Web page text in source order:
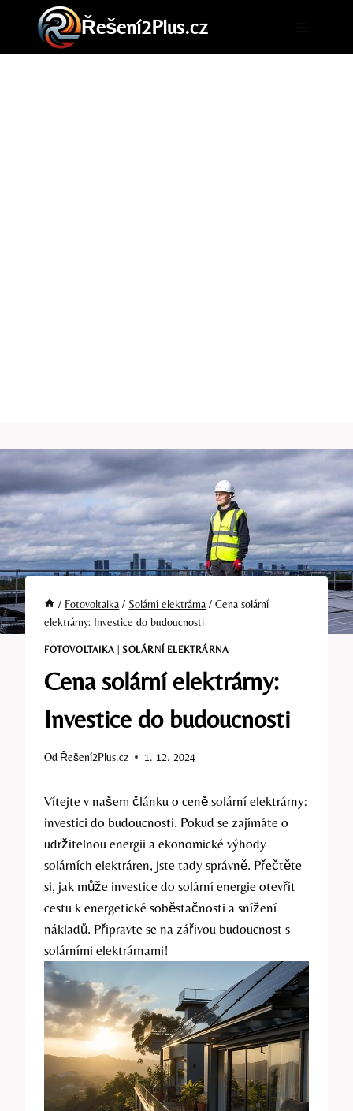
Přeskočit
obsah
Řešení2Plus.cz
/ Fotovoltaika / Solární elektrárna / Cena solární
elektrárny: Investice do budoucnosti
FOTOVOLTAIKA SOLÁRNÍ ELEKTRÁRNA
Cena solární elektrárny:
Investice do budoucnosti
Od Řešení2Plus.cz 1. 12. 2024
Vítejte v našem článku o ceně solární elektrárny:
investici do budoucnosti. Pokud se zajímáte o
udržitelnou energii a ekonomické výhody
solárních elektráren, jste tady správně. Přečtěte
si, jak může investice do solární energie otevřít
cestu k energetické soběstačnosti a snížení
nákladů. Připravte se na zářivou budoucnost s
solárními elektrárnami!